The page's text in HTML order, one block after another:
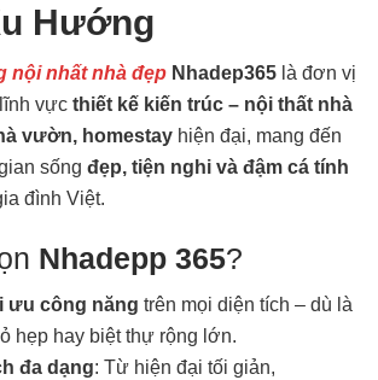
Hướng
nội nhất nhà đẹp Nhadep365 là đơn vị
vực thiết kế kiến trúc – nội thất nhà
vườn, homestay hiện đại, mang đến
sống đẹp, tiện nghi và đậm cá tính
đình Việt.
Nhadepp 365?
ưu công năng trên mọi diện tích – dù là
hẹp hay biệt thự rộng lớn.
đa dạng: Từ hiện đại tối giản,